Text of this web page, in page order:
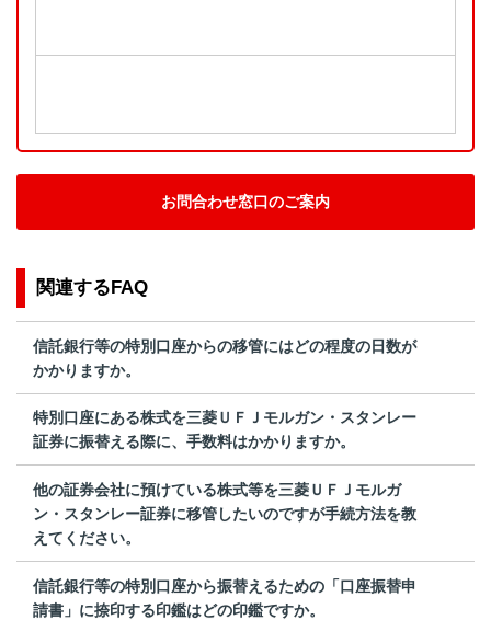
お問合わせ窓口のご案内
関連するFAQ
信託銀行等の特別口座からの移管にはどの程度の日数が
かかりますか。
特別口座にある株式を三菱ＵＦＪモルガン・スタンレー
証券に振替える際に、手数料はかかりますか。
他の証券会社に預けている株式等を三菱ＵＦＪモルガ
ン・スタンレー証券に移管したいのですが手続方法を教
えてください。
信託銀行等の特別口座から振替えるための「口座振替申
請書」に捺印する印鑑はどの印鑑ですか。